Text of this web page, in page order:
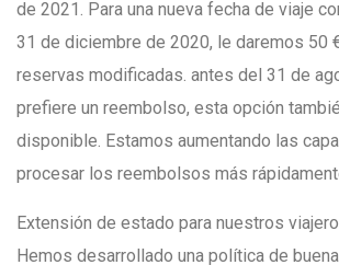
de 2021. Para una nueva fecha de viaje
31 de diciembre de 2020, le daremos 50
reservas modificadas. antes del 31 de
prefiere un reembolso, esta opción
disponible. Estamos aumentando las
procesar los reembolsos más
Extensión de estado para nuestros
Hemos desarrollado una política de